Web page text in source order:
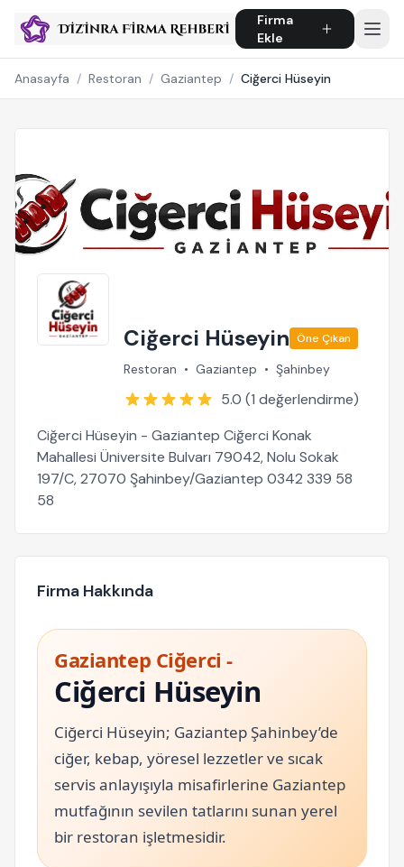
Firma
Ekle
Anasayfa / Restoran / Gaziantep / Ciğerci Hüseyin
Ciğerci Hüseyin Öne Çıkan
Restoran • Gaziantep • Şahinbey
5.0 (1 değerlendirme)
Ciğerci Hüseyin - Gaziantep Ciğerci Konak
Mahallesi Üniversite Bulvarı 79042, Nolu Sokak
197/C, 27070 Şahinbey/Gaziantep 0342 339 58
58
Firma Hakkında
Gaziantep Ciğerci -
Ciğerci Hüseyin
Ciğerci Hüseyin; Gaziantep Şahinbey’de
ciğer, kebap, yöresel lezzetler ve sıcak
servis anlayışıyla misafirlerine Gaziantep
mutfağının sevilen tatlarını sunan yerel
bir restoran işletmesidir.